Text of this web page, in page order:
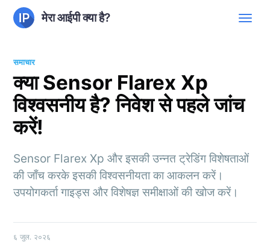
मेरा आईपी क्या है?
समाचार
क्या Sensor Flarex Xp
विश्वसनीय है? निवेश से पहले जांच
करें!
Sensor Flarex Xp और इसकी उन्नत ट्रेडिंग विशेषताओं
की जाँच करके इसकी विश्वसनीयता का आकलन करें।
उपयोगकर्ता गाइड्स और विशेषज्ञ समीक्षाओं की खोज करें।
६ जुल. २०२६